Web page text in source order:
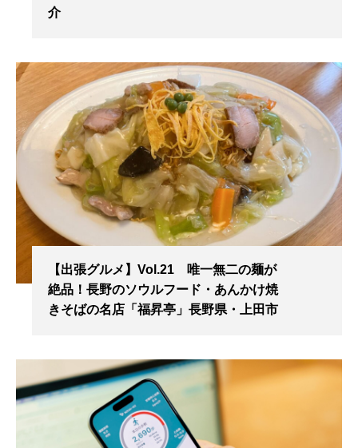
介
【出張グルメ】Vol.21 唯一無二の麺が
絶品！長野のソウルフード・あんかけ焼
きそばの名店「福昇亭」長野県・上田市